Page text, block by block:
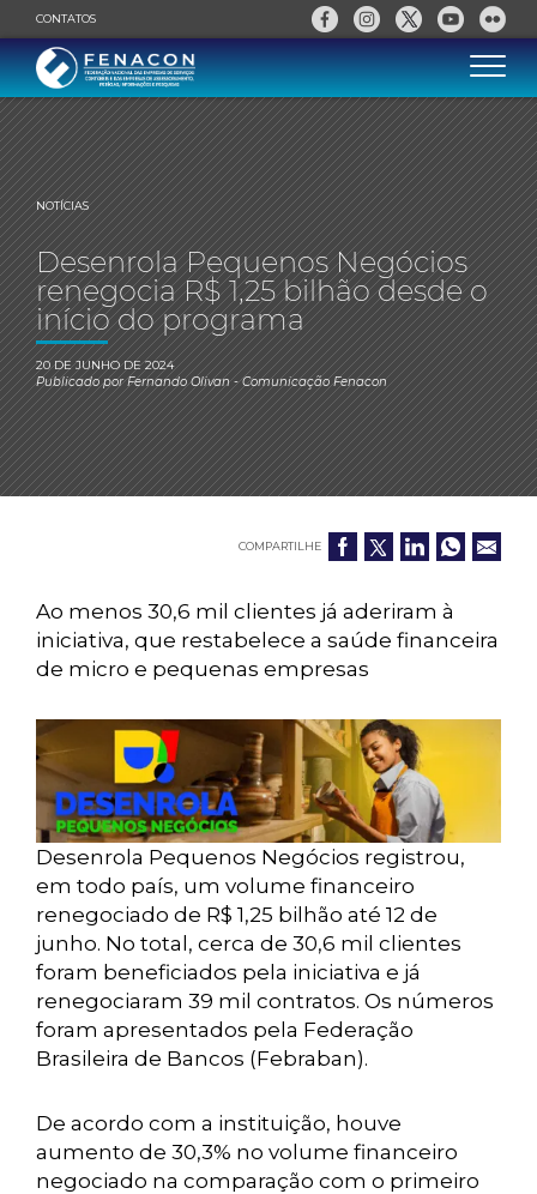
CONTATOS
NOTÍCIAS
Desenrola Pequenos Negócios
renegocia R$ 1,25 bilhão desde o
início do programa
20 DE JUNHO DE 2024
Publicado porFernando Olivan- Comunicação Fenacon
COMPARTILHE
Ao menos 30,6 mil clientes já aderiram à
iniciativa, que restabelece a saúde financeira
de micro e pequenas empresas
Desenrola Pequenos Negócios registrou,
em todo país, um volume financeiro
renegociado de R$ 1,25 bilhão até 12 de
junho. No total, cerca de 30,6 mil clientes
foram beneficiados pela iniciativa e já
renegociaram 39 mil contratos. Os números
foram apresentados pela Federação
Brasileira de Bancos (Febraban).
De acordo com a instituição, houve
aumento de 30,3% no volume financeiro
negociado na comparação com o primeiro